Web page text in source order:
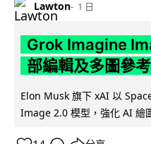
Lawton 1 日
Grok Imagine
部編輯及多圖參
Elon Musk 旗下 xAI 以
Image 2.0 模型，強化 AI 繪